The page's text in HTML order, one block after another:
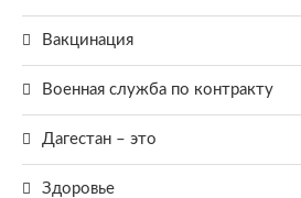
Вакцинация
Военная служба по контракту
Дагестан – это
Здоровье